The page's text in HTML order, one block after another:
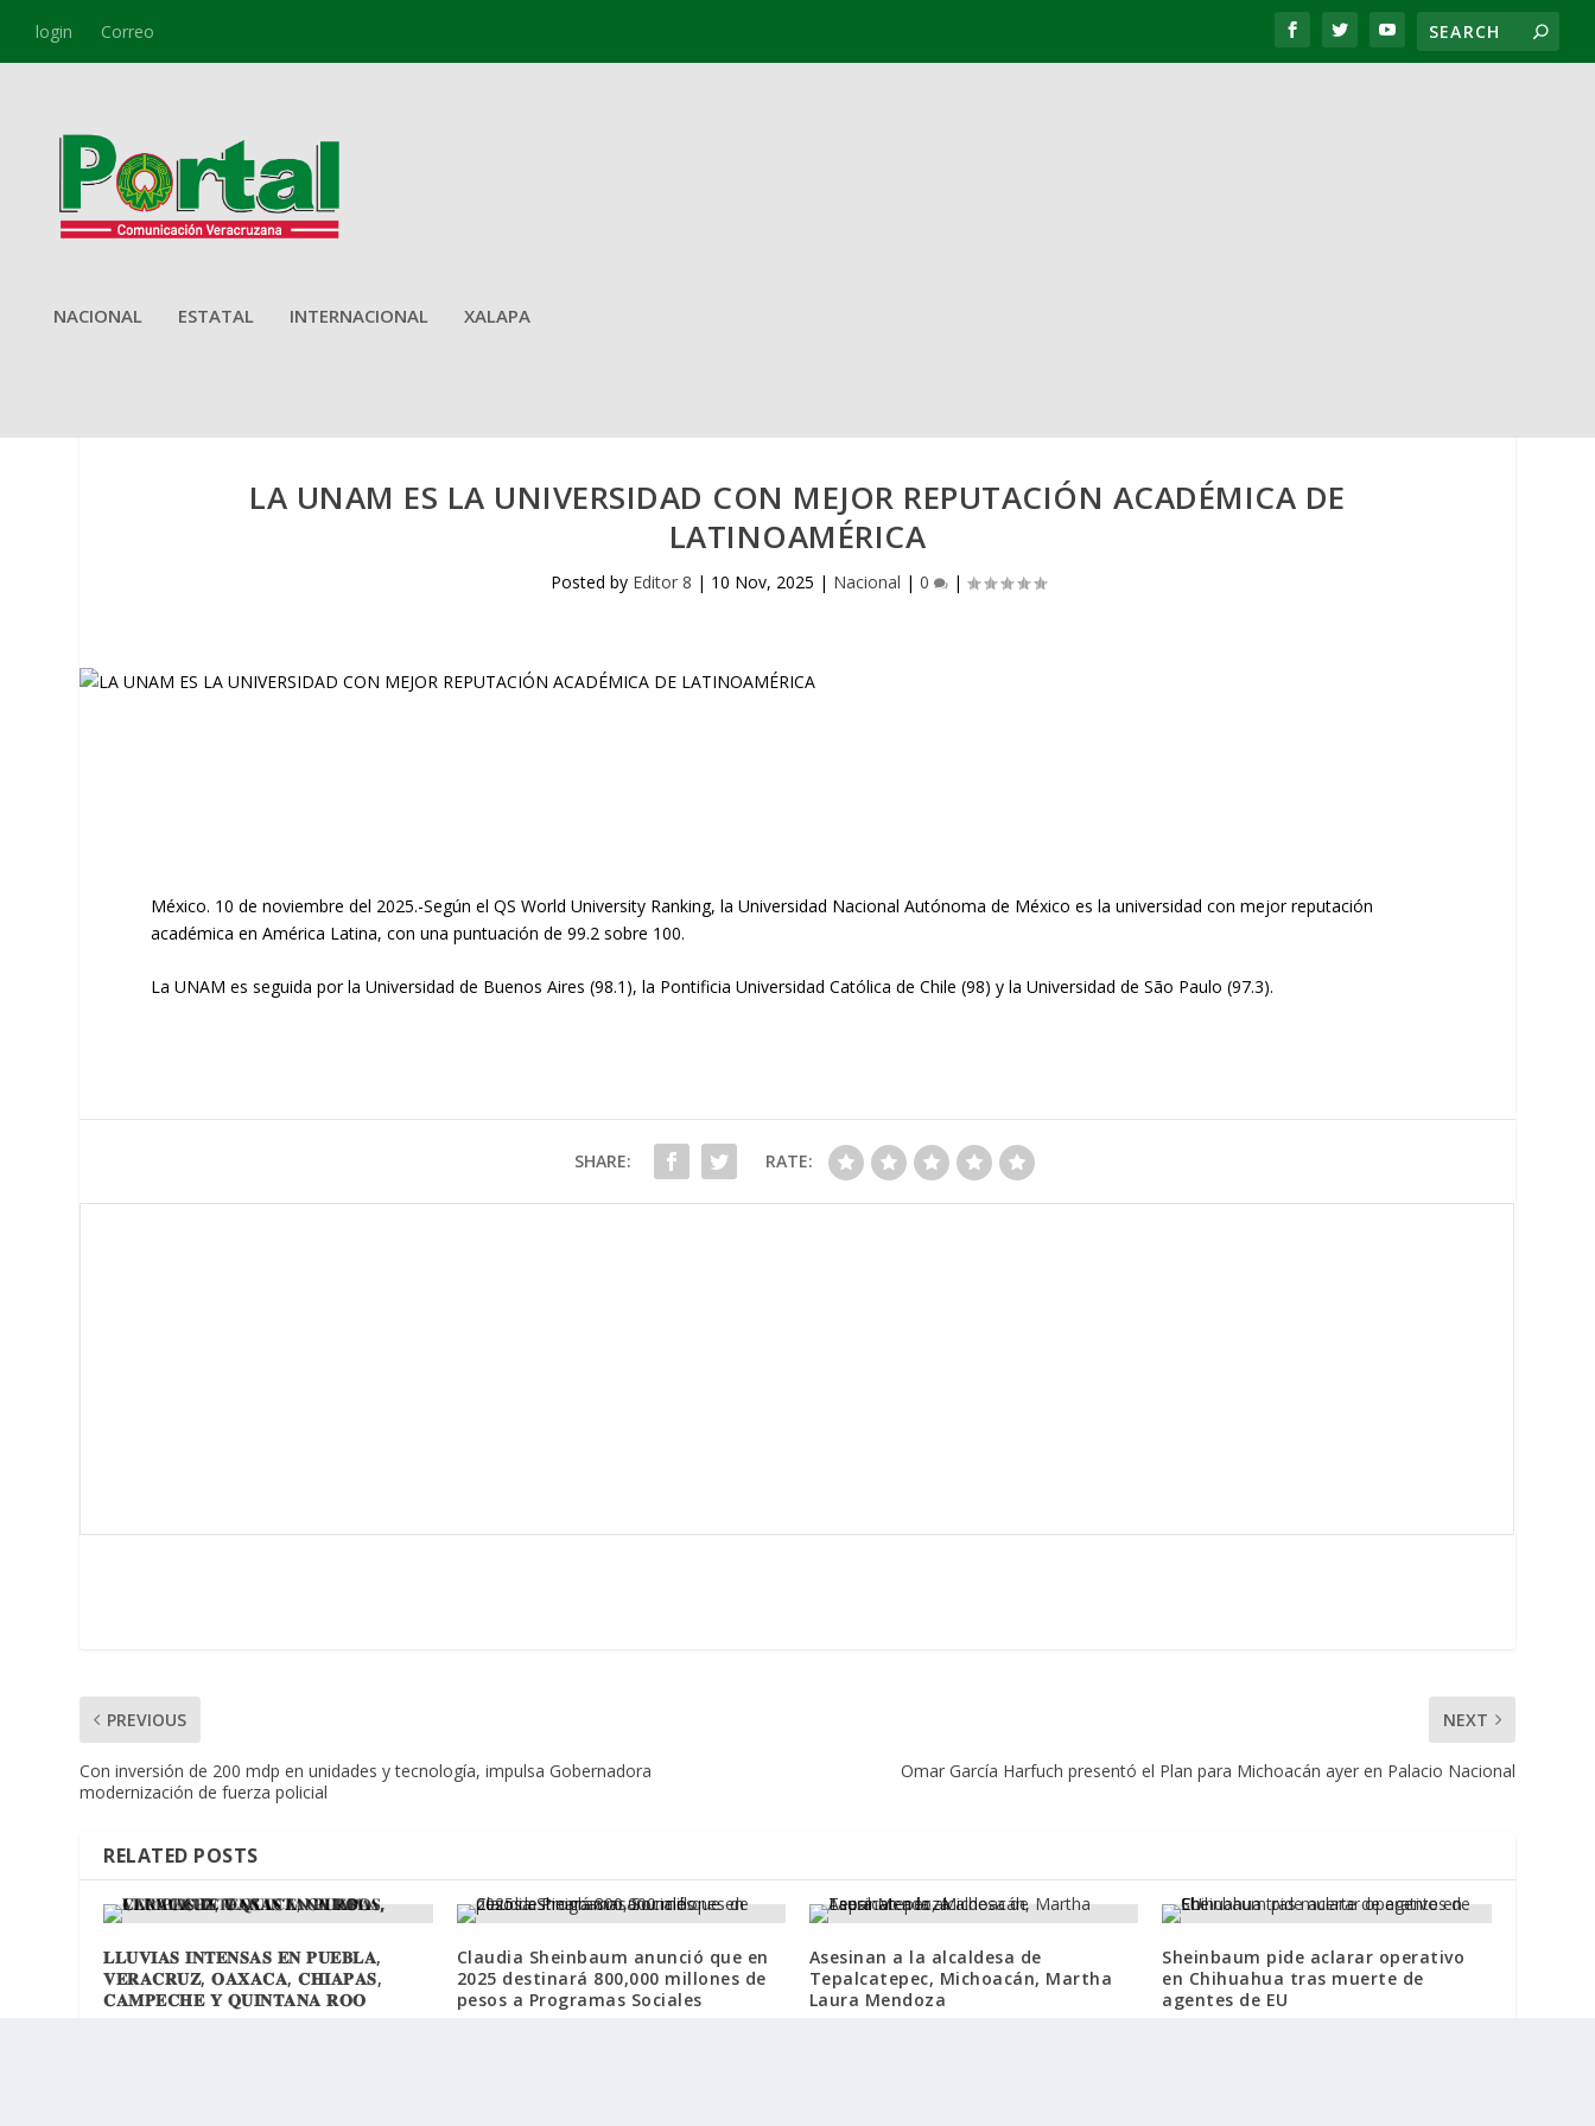
login Correo
NACIONAL ESTATAL INTERNACIONAL XALAPA
LA UNAM ES LA UNIVERSIDAD CON MEJOR REPUTACIÓN ACADÉMICA DE
LATINOAMÉRICA
Posted by Editor 8 | 10 Nov, 2025 | Nacional | 0 |
México. 10 de noviembre del 2025.-Según el QS World University Ranking, la Universidad Nacional Autónoma de México es la universidad con mejor reputación
académica en América Latina, con una puntuación de 99.2 sobre 100.
La UNAM es seguida por la Universidad de Buenos Aires (98.1), la Pontificia Universidad Católica de Chile (98) y la Universidad de São Paulo (97.3).
SHARE: RATE:
PREVIOUS
Con inversión de 200 mdp en unidades y tecnología, impulsa Gobernadora
modernización de fuerza policial
NEXT
Omar García Harfuch presentó el Plan para Michoacán ayer en Palacio Nacional
RELATED POSTS
𝐋𝐋𝐔𝐕𝐈𝐀𝐒 𝐈𝐍𝐓𝐄𝐍𝐒𝐀𝐒 𝐄𝐍 𝐏𝐔𝐄𝐁𝐋𝐀,
𝐕𝐄𝐑𝐀𝐂𝐑𝐔𝐙, 𝐎𝐀𝐗𝐀𝐂𝐀, 𝐂𝐇𝐈𝐀𝐏𝐀𝐒,
𝐂𝐀𝐌𝐏𝐄𝐂𝐇𝐄 𝐘 𝐐𝐔𝐈𝐍𝐓𝐀𝐍𝐀 𝐑𝐎𝐎
Claudia Sheinbaum anunció que en
2025 destinará 800,000 millones de
pesos a Programas Sociales
Asesinan a la alcaldesa de
Tepalcatepec, Michoacán, Martha
Laura Mendoza
Sheinbaum pide aclarar operativo
en Chihuahua tras muerte de
agentes de EU